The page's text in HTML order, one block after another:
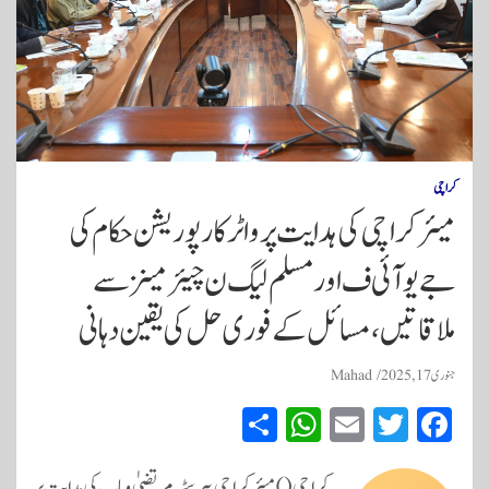
کراچی
میئر کراچی کی ہدایت پر واٹر کارپوریشن حکام کی
جے یو آئی ف اور مسلم لیگ ن چیئرمینز سے
ملاقاتیں، مسائل کے فوری حل کی یقین دہانی
جنوری 17, 2025 Mahad
Fa
ce
T
wi
E
m
W
ha